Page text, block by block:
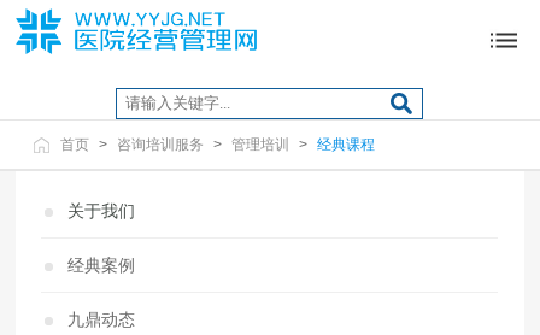
首页 > 咨询培训服务 > 管理培训 > 经典课程
关于我们
经典案例
九鼎动态